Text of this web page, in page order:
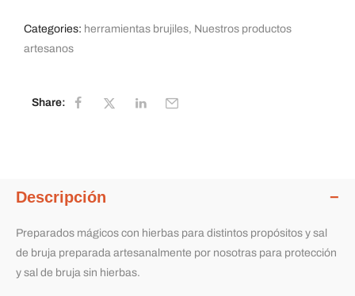
Categories: herramientas brujiles, Nuestros productos
artesanos
Share:
Descripción
Preparados mágicos con hierbas para distintos propósitos y sal
de bruja preparada artesanalmente por nosotras para protección
y sal de bruja sin hierbas.